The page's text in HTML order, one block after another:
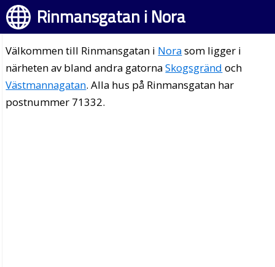
Rinmansgatan i Nora
Välkommen till Rinmansgatan i Norasom ligger i
närheten av bland andra gatornaSkogsgränd och
Västmannagatan. Alla hus på Rinmansgatan har
postnummer 71332.